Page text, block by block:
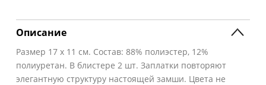
Описание
Размер 17 х 11 см. Состав: 88% полиэстер, 12%
полиуретан. В блистере 2 шт. Заплатки повторяют
элегантную структуру настоящей замши. Цвета не